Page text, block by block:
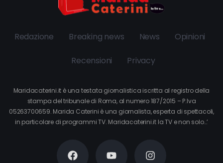
Redazione Breaking news News Opinioni
Recensioni Privacy
Maridacaterini.it è una testata giornalistica iscritta al registro della
stampa del tribunale di Roma, al numero 187/2015 – P.Iva
05263700659. Marida Caterini è una giornalista, esperta di spettacoli,
in particolare di programmi TV. Maridacaterini.it la TV e non solo…’